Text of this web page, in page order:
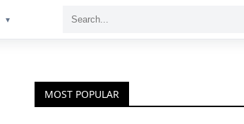
Search
MOST POPULAR